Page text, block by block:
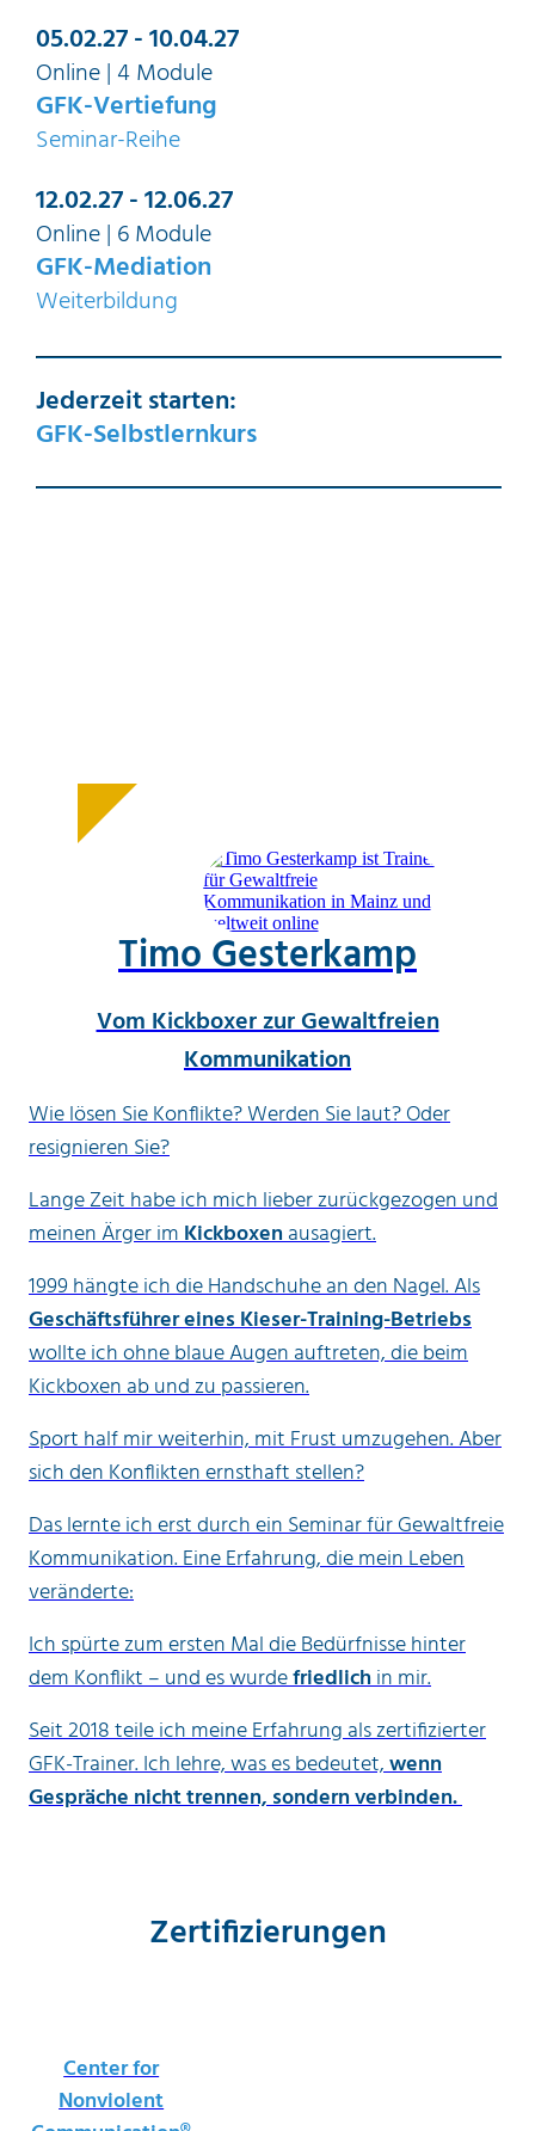
05.02.27 - 10.04.27
Online | 4 Module
GFK-Vertiefung
Seminar-Reihe
12.02.27 - 12.06.27
Online | 6Module
GFK-Mediation
Weiterbildung
Jederzeit starten:
GFK-Selbstlernkurs
Timo Gesterkamp
Vom Kickboxer zur Gewaltfreien
Kommunikation
Wie lösen Sie Konflikte? Werden Sie laut? Oder
resignieren Sie?
Lange Zeit habe ich mich lieber zurückgezogen und
meinen Ärger imKickboxenausagiert.
1999 hängte ich die Handschuhe an den Nagel. Als
Geschäftsführer eines Kieser-Training-Betriebs
wollte ich ohne blaue Augen auftreten, die beim
Kickboxen ab und zu passieren.
Sport half mir weiterhin, mit Frust umzugehen. Aber
sich den Konflikten ernsthaft stellen?
Das lernte ich erst durch ein Seminar für Gewaltfreie
Kommunikation. Eine Erfahrung, die mein Leben
veränderte:
Ich spürte zum ersten Mal die Bedürfnisse hinter
dem Konflikt – und es wurdefriedlichin mir.
Seit 2018 teile ich meine Erfahrung als zertifizierter
GFK-Trainer. Ich lehre, was es bedeutet,wenn
Gespräche nicht trennen, sondern verbinden.
Zertifizierungen
Center for
Nonviolent